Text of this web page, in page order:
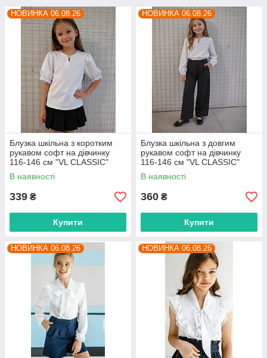
НОВИНКА 06.08.26
Блузка шкільна з коротким
рукавом софт на дівчинку
116-146 см "VL CLASSIC"
недорого від прямого
постачальника
В наявності
339 ₴
Купити
НОВИНКА 06.08.26
Блузка шкільна з довгим
рукавом софт на дівчинку
116-146 см "VL CLASSIC"
недорого від прямого
постачальника
В наявності
360 ₴
Купити
НОВИНКА 06.08.26 НОВИНКА 06.08.26